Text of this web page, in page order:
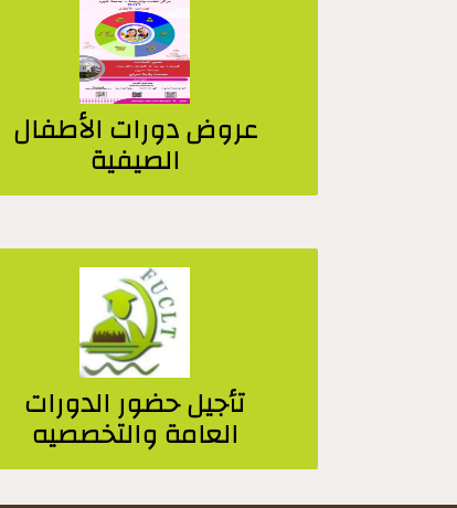
عروض دورات الأطفال
الصيفية
تأجيل حضور الدورات
العامة والتخصصيه